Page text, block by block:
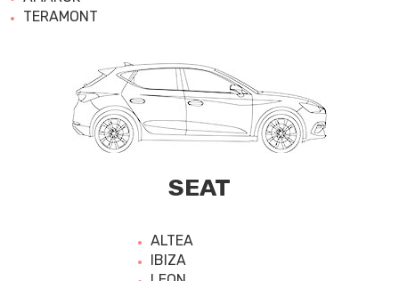
TERAMONT
SEAT
ALTEA
IBIZA